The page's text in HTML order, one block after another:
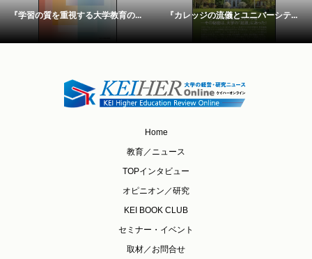
『学習の質を重視する大学教育の... 『カレッジの流儀とユニバーシテ...
Home
教育／ニュース
TOPインタビュー
オピニオン／研究
KEI BOOK CLUB
セミナー・イベント
取材／お問合せ